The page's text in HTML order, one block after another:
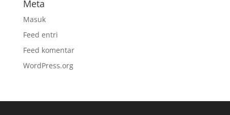
Meta
Masuk
Feed entri
Feed komentar
WordPress.org